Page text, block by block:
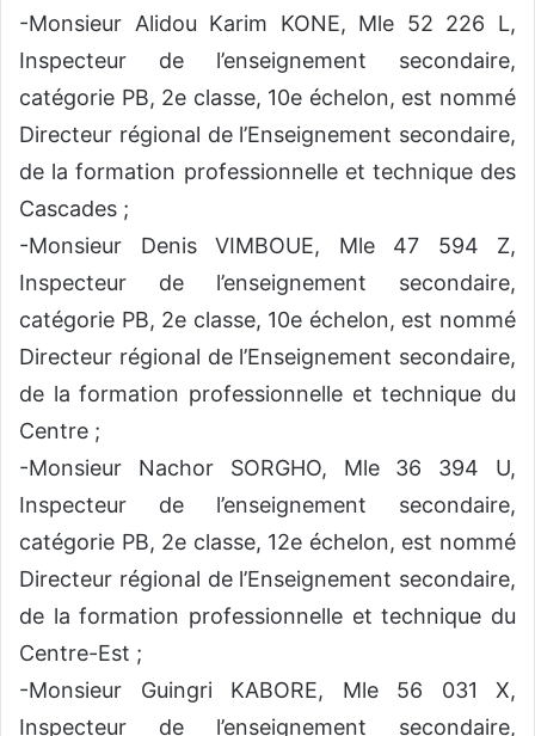
-Monsieur Alidou Karim KONE, Mle 52 226 L,
Inspecteur de l’enseignement secondaire,
catégorie PB, 2e classe, 10e échelon, est nommé
Directeur régional de l’Enseignement secondaire,
de la formation professionnelle et technique des
Cascades ;
-Monsieur Denis VIMBOUE, Mle 47 594 Z,
Inspecteur de l’enseignement secondaire,
catégorie PB, 2e classe, 10e échelon, est nommé
Directeur régional de l’Enseignement secondaire,
de la formation professionnelle et technique du
Centre ;
-Monsieur Nachor SORGHO, Mle 36 394 U,
Inspecteur de l’enseignement secondaire,
catégorie PB, 2e classe, 12e échelon, est nommé
Directeur régional de l’Enseignement secondaire,
de la formation professionnelle et technique du
Centre-Est ;
-Monsieur Guingri KABORE, Mle 56 031 X,
Inspecteur de l’enseignement secondaire,